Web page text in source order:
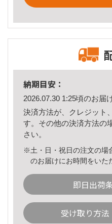
納期目安：
2026.07.30 1:25頃のお届
決済方法が、クレジット
す。その他の決済方法の
さい。
※土・日・祝日の注文の場
のお届けにお時間をいた
即日出荷
受け取り方